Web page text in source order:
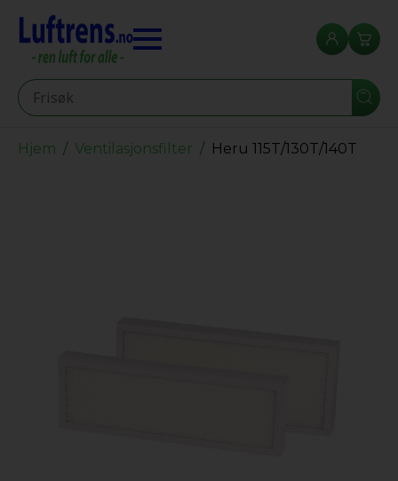
Seearch
Hjem Ventilasjonsfilter Heru 115T/130T/140T